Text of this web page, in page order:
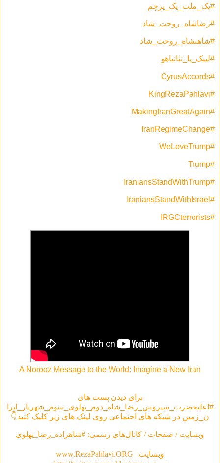
#یک_ملت_یک_پرچم
#رضاشاه_روحت_شاد
#شاهنشاه_روحت_شاد
#لبیک_یا_نتانیاهو
#CyrusAccords
#KingRezaPahlavi
#MakingIranGreatAgain
#IranRegimeChange
#WeLoveTrump
#Trump
#IraniansStandWithTrump
#IraniansStandWithIsrael
#IRGCterrorists
A Norooz Message to the World: Imagine a New Iran
برای دیدن پست های
#اعلیحضرت_سیروس_رضا_شاه_دوم_پهلوی_سوم_شهریار_ایرا
ن_زمین در شبکه های اجتماعی روی لینک های زیر کلیک کنید👇
وبسایت / صفحات / کانال‌های رسمی: #شاهزاده_رضا_پهلوی
وبسایت: www.RezaPahlavi.ORG